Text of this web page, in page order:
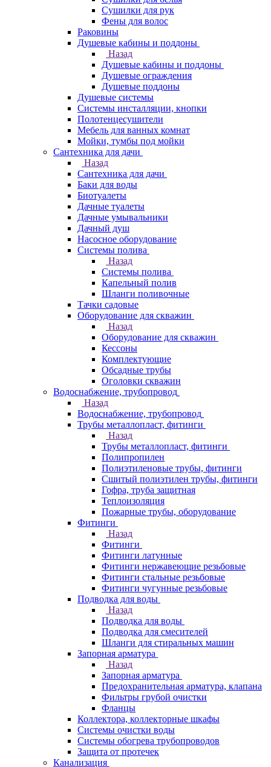
Сушилки для рук
Фены для волос
Раковины
Душевые кабины и поддоны
Назад
Душевые кабины и поддоны
Душевые ограждения
Душевые поддоны
Душевые системы
Системы инсталляции, кнопки
Полотенцесушители
Мебель для ванных комнат
Мойки, тумбы под мойки
Сантехника для дачи
Назад
Сантехника для дачи
Баки для воды
Биотуалеты
Дачные туалеты
Дачные умывальники
Дачный душ
Насосное оборудование
Системы полива
Назад
Системы полива
Капельный полив
Шланги поливочные
Тачки садовые
Оборудование для скважин
Назад
Оборудование для скважин
Кессоны
Комплектующие
Обсадные трубы
Оголовки скважин
Водоснабжение, трубопровод
Назад
Водоснабжение, трубопровод
Трубы металлопласт, фитинги
Назад
Трубы металлопласт, фитинги
Полипропилен
Полиэтиленовые трубы, фитинги
Сшитый полиэтилен трубы, фитинги
Гофра, труба защитная
Теплоизоляция
Пожарные трубы, оборудование
Фитинги
Назад
Фитинги
Фитинги латунные
Фитинги нержавеющие резьбовые
Фитинги стальные резьбовые
Фитинги чугунные резьбовые
Подводка для воды
Назад
Подводка для воды
Подводка для смесителей
Шланги для стиральных машин
Запорная арматура
Назад
Запорная арматура
Предохранительная арматура, клапана
Фильтры грубой очистки
Фланцы
Коллектора, коллекторные шкафы
Системы очистки воды
Системы обогрева трубопроводов
Защита от протечек
Канализация